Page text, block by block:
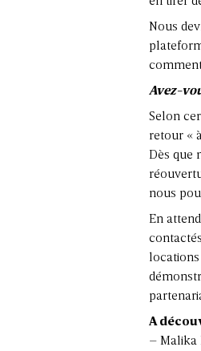
Nous
Avez-
Selon
retour «
Dès que
nous
En
A
– Malika